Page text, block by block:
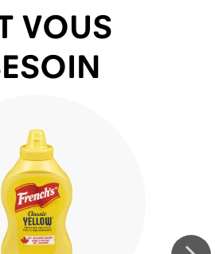
VOUS